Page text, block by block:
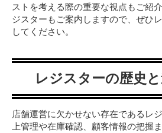
ストを考える際の重要な視点もご紹
ジスターもご案内しますので、ぜひ
してください。
レジスターの歴史
店舗運営に欠かせない存在であるレ
上管理や在庫確認、顧客情報の把握